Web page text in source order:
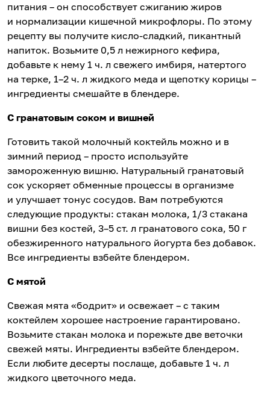
питания – он способствует сжиганию жиров
и нормализации кишечной микрофлоры. По этому
рецепту вы получите кисло-сладкий, пикантный
напиток. Возьмите 0,5 л нежирного кефира,
добавьте к нему 1 ч. л свежего имбиря, натертого
на терке, 1–2 ч. л жидкого меда и щепотку корицы –
ингредиенты смешайте в блендере.
С гранатовым соком и вишней
Готовить такой молочный коктейль можно и в
зимний период – просто используйте
замороженную вишню. Натуральный гранатовый
сок ускоряет обменные процессы в организме
и улучшает тонус сосудов. Вам потребуются
следующие продукты: стакан молока, 1/3 стакана
вишни без костей, 3–5 ст. л гранатового сока, 50 г
обезжиренного натурального йогурта без добавок.
Все ингредиенты взбейте блендером.
С мятой
Свежая мята «бодрит» и освежает – с таким
коктейлем хорошее настроение гарантировано.
Возьмите стакан молока и порежьте две веточки
свежей мяты. Ингредиенты взбейте блендером.
Если любите десерты послаще, добавьте 1 ч. л
жидкого цветочного меда.